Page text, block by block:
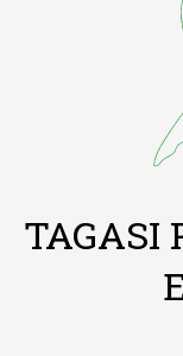
TAGASI